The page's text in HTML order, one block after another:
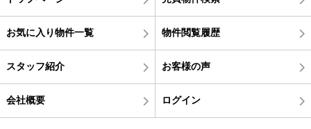
お気に入り物件一覧 物件閲覧履歴
スタッフ紹介 お客様の声
会社概要 ログイン